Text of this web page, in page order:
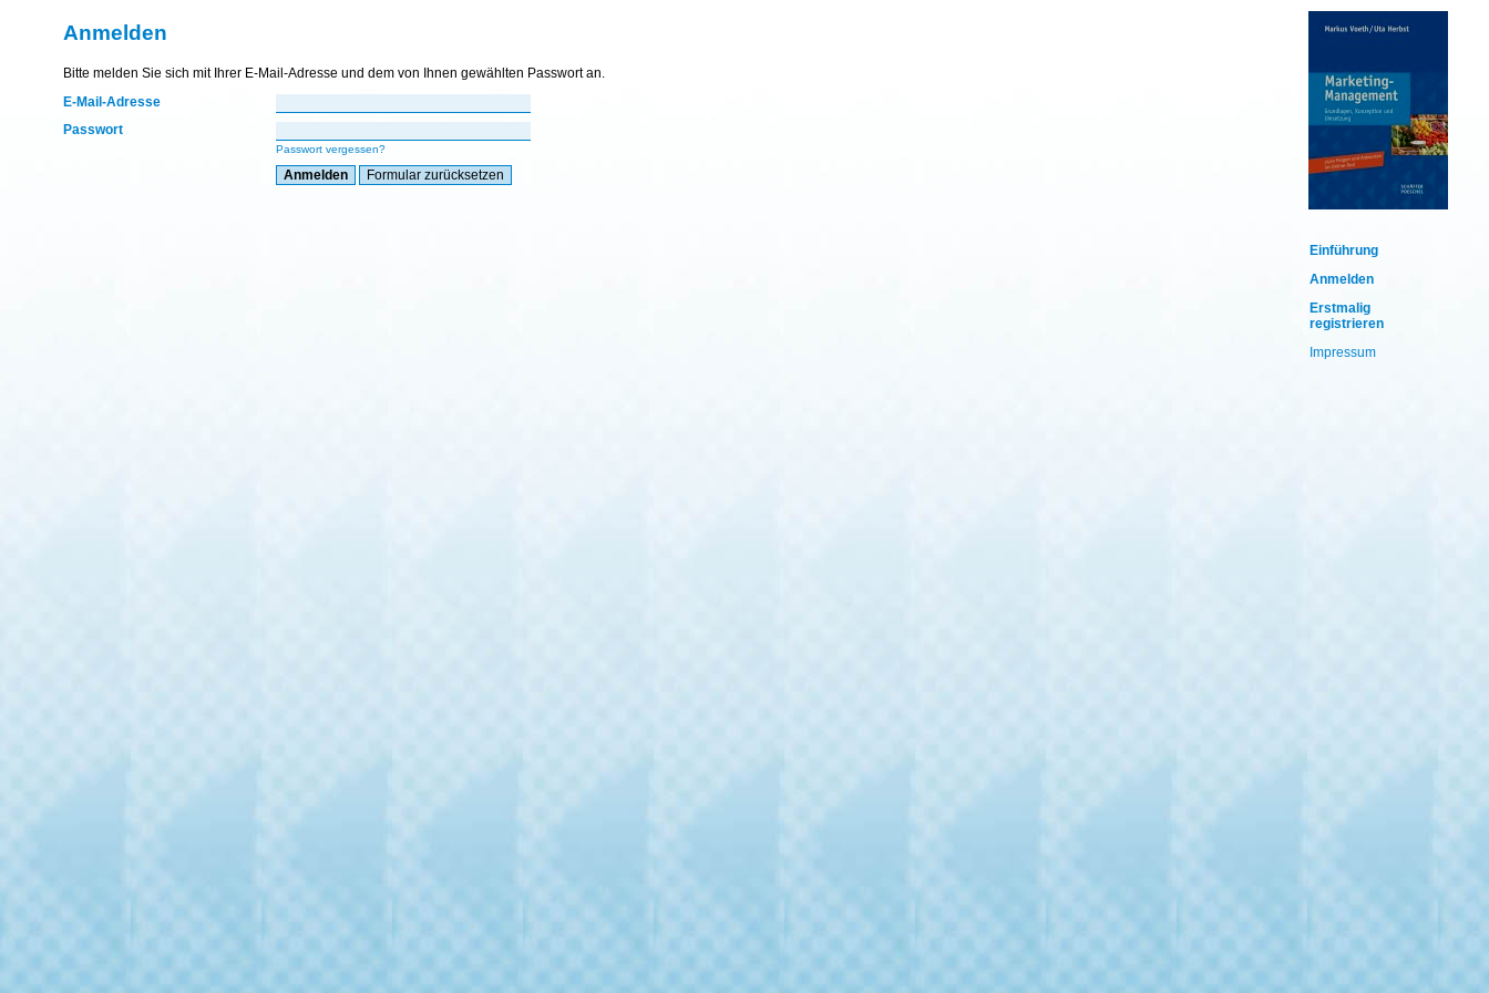
Einführung
Anmelden
Erstmalig
registrieren
Impressum
Anmelden
Bitte melden Sie sich mit Ihrer E-Mail-Adresse und dem von Ihnen gewählten Passwort an.
E-Mail-Adresse
Passwort
Passwort vergessen?